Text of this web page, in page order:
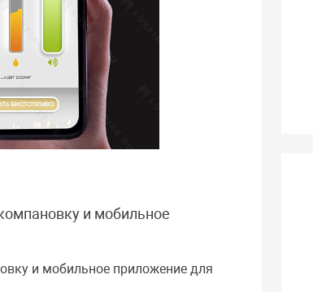
и мобильное
и мобильное приложение для